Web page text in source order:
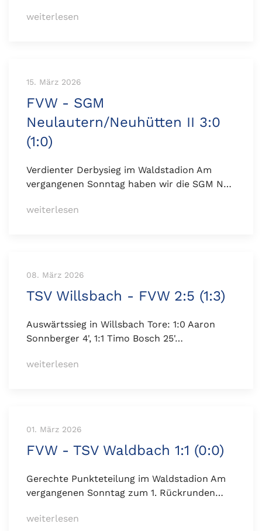
weiterlesen
15. März 2026
FVW - SGM
Neulautern/Neuhütten II 3:0
(1:0)
Verdienter Derbysieg im Waldstadion Am
vergangenen Sonntag haben wir die SGM N…
weiterlesen
08. März 2026
TSV Willsbach - FVW 2:5 (1:3)
Auswärtssieg in Willsbach Tore: 1:0 Aaron
Sonnberger 4', 1:1 Timo Bosch 25'…
weiterlesen
01. März 2026
FVW - TSV Waldbach 1:1 (0:0)
Gerechte Punkteteilung im Waldstadion Am
vergangenen Sonntag zum 1. Rückrunden…
weiterlesen